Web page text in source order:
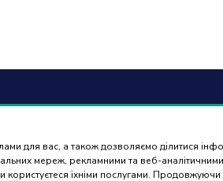
для вас, а також дозволяємо ділитися
мереж, рекламними та веб-
їхніми послугами.